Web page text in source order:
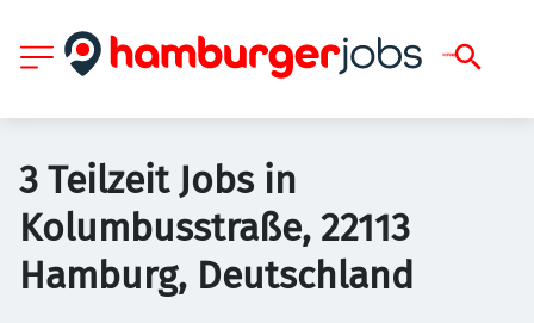
3 Teilzeit Jobs in
Kolumbusstraße, 22113
Hamburg, Deutschland